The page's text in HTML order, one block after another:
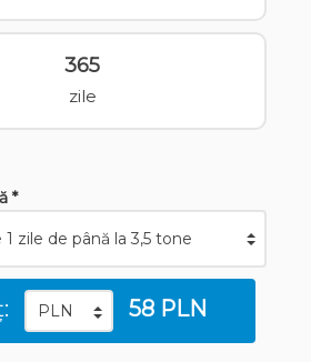
365
zile
*
58 PLN